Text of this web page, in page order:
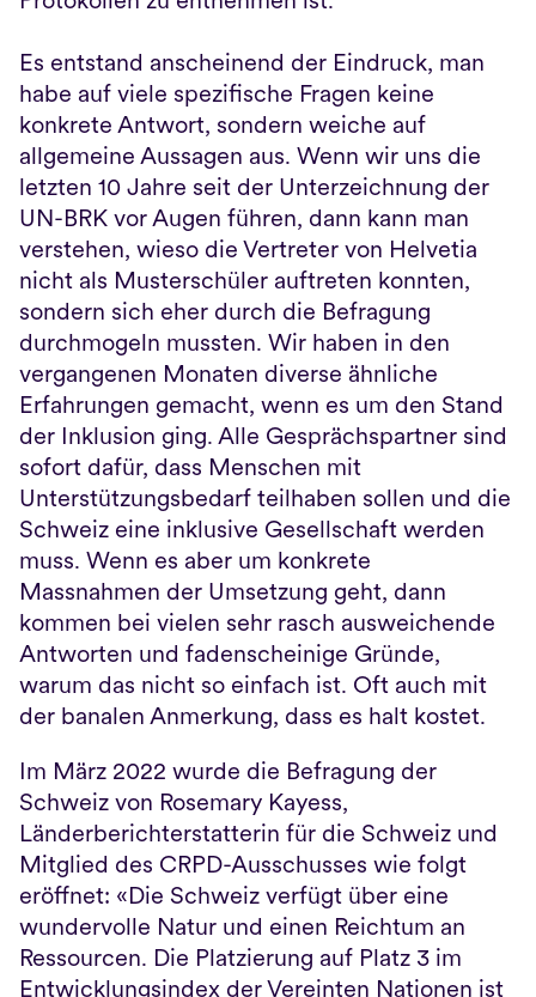
Es entstand anscheinend der Eindruck, man
habe auf viele spezifische Fragen keine
konkrete Antwort, sondern weiche auf
allgemeine Aussagen aus. Wenn wir uns die
letzten 10 Jahre seit der Unterzeichnung der
UN-BRK vor Augen führen, dann kann man
verstehen, wieso die Vertreter von Helvetia
nicht als Musterschüler auftreten konnten,
sondern sich eher durch die Befragung
durchmogeln mussten. Wir haben in den
vergangenen Monaten diverse ähnliche
Erfahrungen gemacht, wenn es um den Stand
der Inklusion ging. Alle Gesprächspartner sind
sofort dafür, dass Menschen mit
Unterstützungsbedarf teilhaben sollen und die
Schweiz eine inklusive Gesellschaft werden
muss. Wenn es aber um konkrete
Massnahmen der Umsetzung geht, dann
kommen bei vielen sehr rasch ausweichende
Antworten und fadenscheinige Gründe,
warum das nicht so einfach ist. Oft auch mit
der banalen Anmerkung, dass es halt kostet.
Im März 2022 wurde die Befragung der
Schweiz von Rosemary Kayess,
Länderberichterstatterin für die Schweiz und
Mitglied des CRPD-Ausschusses wie folgt
eröffnet: «Die Schweiz verfügt über eine
wundervolle Natur und einen Reichtum an
Ressourcen. Die Platzierung auf Platz 3 im
Entwicklungsindex der Vereinten Nationen ist